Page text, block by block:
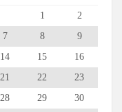
1
2
7 8
9
14 15
16
21 22
23
28 29
30